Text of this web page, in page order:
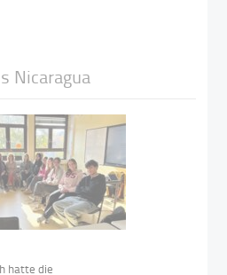
Nicaragua
hatte die